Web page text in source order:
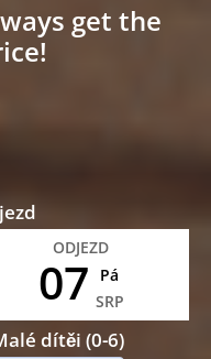
get the
ODJEZD
07
Pá
SRP
dítěi (0-6)